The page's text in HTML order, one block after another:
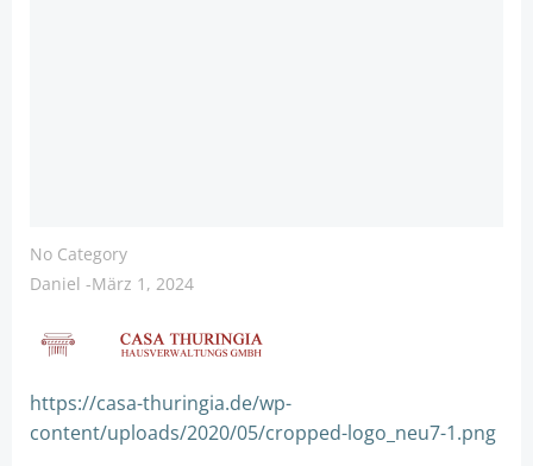
No Category
Daniel -März 1, 2024
https://casa-thuringia.de/wp-
content/uploads/2020/05/cropped-logo_neu7-1.png